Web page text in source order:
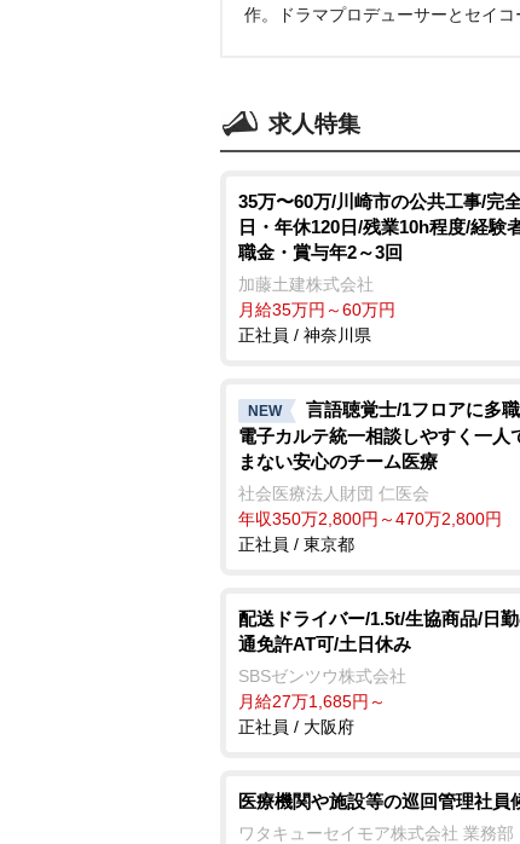
作。ドラマプロデューサーとセイコ
求人特集
35万〜60万/川崎市の公共工事/完
日・年休120日/残業10h程度/経験
職金・賞与年2～3回
加藤土建株式会社
月給35万円～60万円
正社員 / 神奈川県
NEW
言語聴覚士/1フロアに多
電子カルテ統一相談しやすく一人
まない安心のチーム医療
社会医療法人財団 仁医会
年収350万2,800円～470万2,800円
正社員 / 東京都
配送ドライバー/1.5t/生協商品/日
通免許AT可/土日休み
SBSゼンツウ株式会社
月給27万1,685円～
正社員 / 大阪府
医療機関や施設等の巡回管理社員
ワタキューセイモア株式会社 業務部